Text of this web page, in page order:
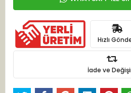
Hızlı
İade ve